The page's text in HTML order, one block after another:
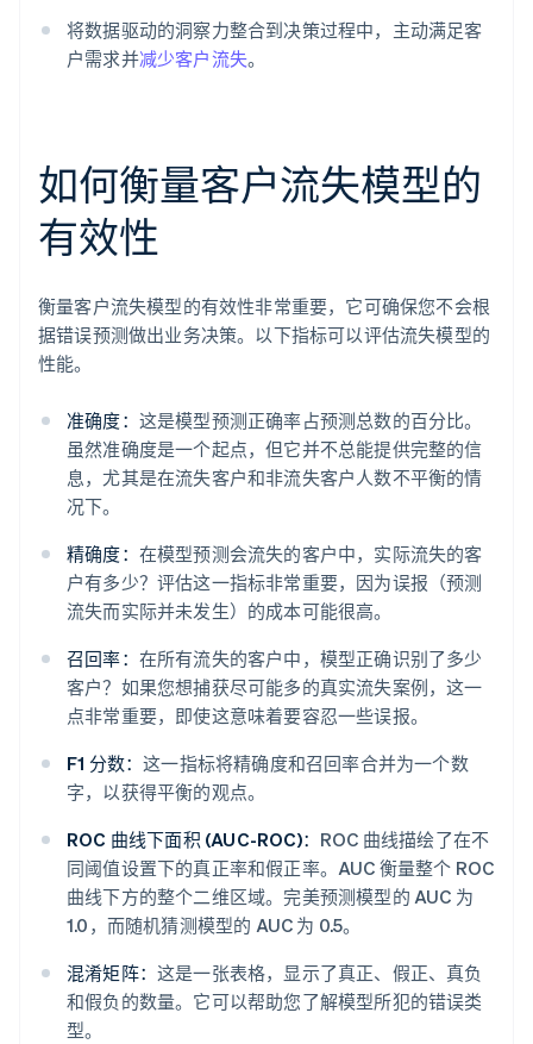
将数据驱动的洞察力整合到决策过程中，主动满足客
户需求并减少客户流失。
如何衡量客户流失模型的
有效性
衡量客户流失模型的有效性非常重要，它可确保您不会根
据错误预测做出业务决策。以下指标可以评估流失模型的
性能。
准确度： 这是模型预测正确率占预测总数的百分比。
虽然准确度是一个起点，但它并不总能提供完整的信
息，尤其是在流失客户和非流失客户人数不平衡的情
况下。
精确度： 在模型预测会流失的客户中，实际流失的客
户有多少？评估这一指标非常重要，因为误报（预测
流失而实际并未发生）的成本可能很高。
召回率： 在所有流失的客户中，模型正确识别了多少
客户？如果您想捕获尽可能多的真实流失案例，这一
点非常重要，即使这意味着要容忍一些误报。
F1 分数：这一指标将精确度和召回率合并为一个数
字，以获得平衡的观点。
ROC 曲线下面积 (AUC-ROC)： ROC 曲线描绘了在不
同阈值设置下的真正率和假正率。AUC 衡量整个 ROC
曲线下方的整个二维区域。完美预测模型的 AUC 为
1.0，而随机猜测模型的 AUC 为 0.5。
混淆矩阵： 这是一张表格，显示了真正、假正、真负
和假负的数量。它可以帮助您了解模型所犯的错误类
型。